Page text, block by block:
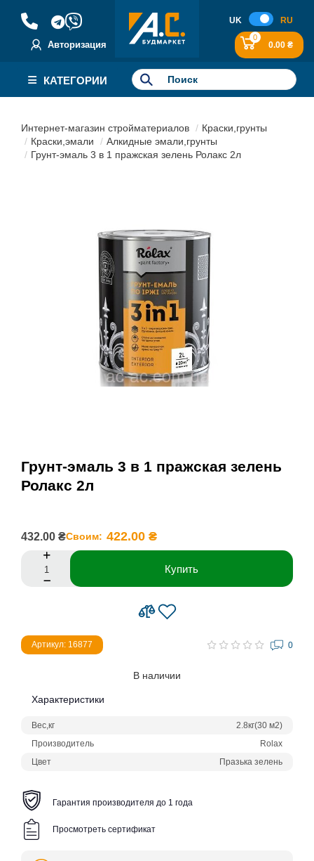
Авторизация
UK RU
0
0.00 ₴
КАТЕГОРИИ
Интернет-магазин стройматериалов
Краски,грунты
Краски,эмали
Алкидные эмали,грунты
Грунт-эмаль 3 в 1 пражская зелень Ролакс 2л
Грунт-эмаль 3 в 1 пражская зелень
Ролакс 2л
432.00 ₴Своим: 422.00 ₴
Купить
Артикул: 16877 0
В наличии
Характеристики
Вес,кг
2.8кг(30 м2)
Производитель
Rolax
Цвет
Празька зелень
Гарантия производителя до 1 года
Просмотреть сертификат